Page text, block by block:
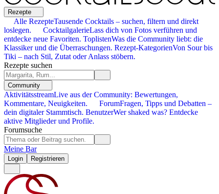
Rezepte
Alle RezepteTausende Cocktails – suchen, filtern und direkt
loslegen.
CocktailgalerieLass dich von Fotos verführen und
entdecke neue Favoriten. ToplistenWas die Community liebt: die
Klassiker und die Überraschungen. Rezept-KategorienVon Sour bis
Tiki – nach Stil, Zutat oder Anlass stöbern.
Rezepte suchen
Community
AktivitätsstreamLive aus der Community: Bewertungen,
Kommentare, Neuigkeiten.
ForumFragen, Tipps und Debatten –
dein digitaler Stammtisch. BenutzerWer shaked was? Entdecke
aktive Mitglieder und Profile.
Forumsuche
Meine Bar
Login Registrieren